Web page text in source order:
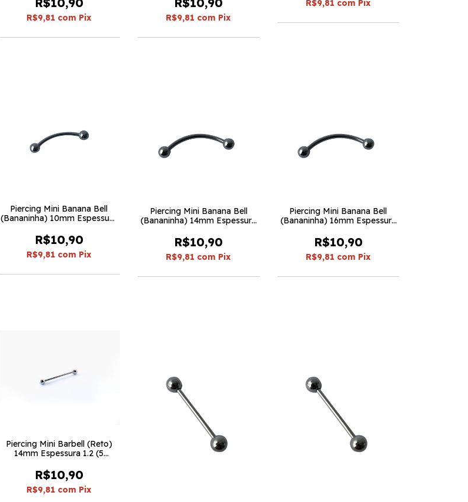
R$9,81 com Pix R$9,81 com Pix
R$9,81 com Pix
Piercing Mini Banana Bell
(Bananinha) 10mm Espessura
R$10,90
R$9,81 com Pix
Piercing Mini Banana Bell
(Bananinha) 14mm Espessura
R$10,90
R$9,81 com Pix
Piercing Mini Banana Bell
(Bananinha) 16mm Espessura
R$10,90
R$9,81 com Pix
Piercing Mini Barbell (Reto)
14mm Espessura 1.2 (5
R$10,90
R$9,81 com Pix